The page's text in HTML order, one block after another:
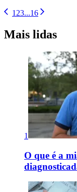
1 23...16
Mais lidas
1
O que é a